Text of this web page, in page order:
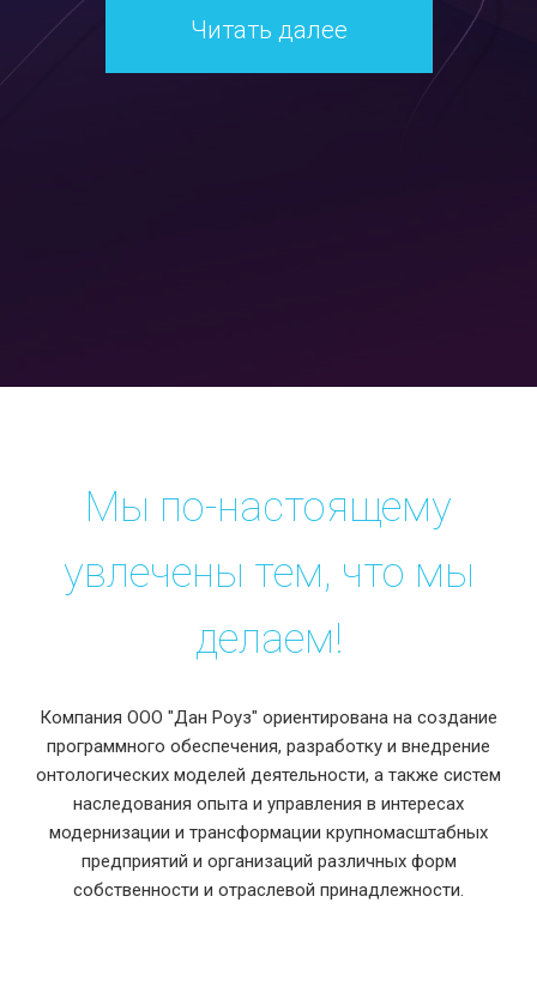
Читать далее
Мы по-настоящему
увлечены тем, что мы
делаем!
Компания ООО "Дан Роуз" ориентирована на создание
программного обеспечения, разработку и внедрение
онтологических моделей деятельности, а также систем
наследования опыта и управления в интересах
модернизации и трансформации крупномасштабных
предприятий и организаций различных форм
собственности и отраслевой принадлежности.